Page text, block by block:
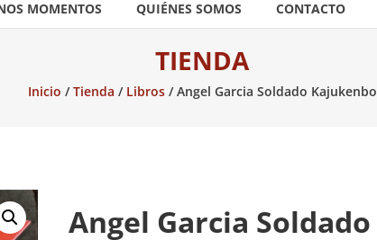
MOMENTOS QUIÉNES SOMOS CONTACTO
TIENDA
Inicio /Tienda / Libros/ Angel Garcia Soldado Kajukenbo
Angel Garcia Soldado